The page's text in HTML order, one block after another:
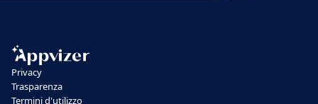
Privacy
Trasparenza
Termini d'utilizzo